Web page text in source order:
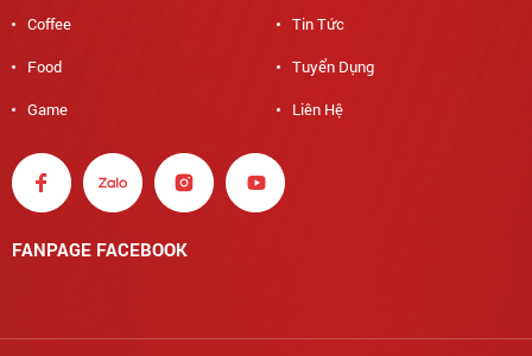
Coffee
Tin Tức
Food
Tuyển Dụng
Game
Liên Hệ
FANPAGE FACEBOOK